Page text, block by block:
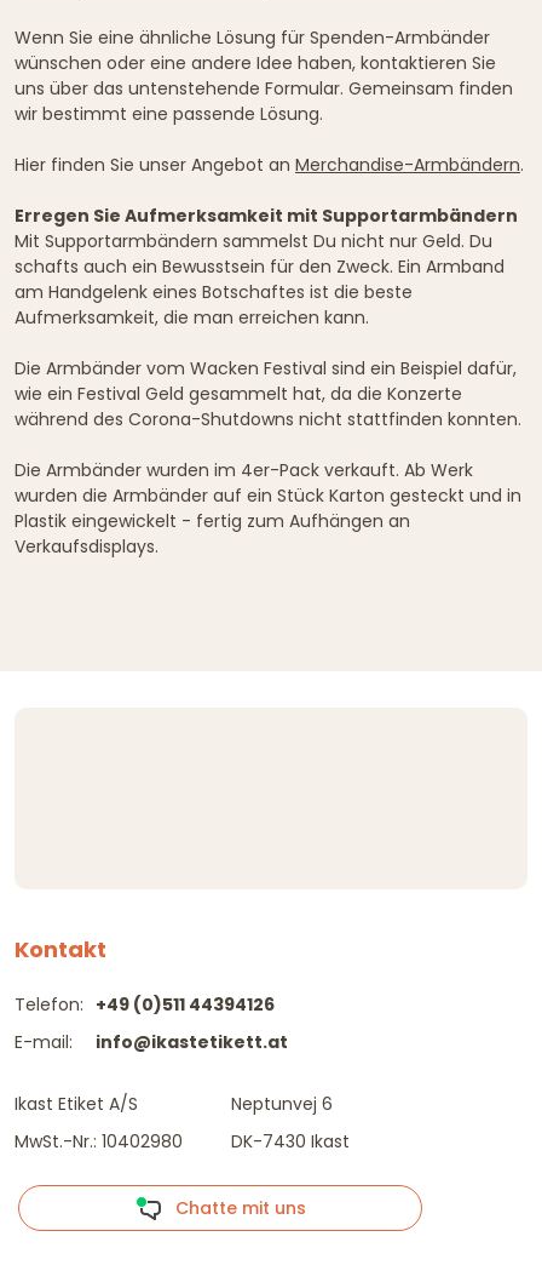
Wenn Sie eine ähnliche Lösung für Spenden-Armbänder
wünschen oder eine andere Idee haben, kontaktieren Sie
uns über das untenstehende Formular. Gemeinsam finden
wir bestimmt eine passende Lösung.
Hier finden Sie unser Angebot an Merchandise-Armbändern.
Erregen Sie Aufmerksamkeit mit Supportarmbändern
Mit Supportarmbändern sammelst Du nicht nur Geld. Du
schafts auch ein Bewusstsein für den Zweck. Ein Armband
am Handgelenk eines Botschaftes ist die beste
Aufmerksamkeit, die man erreichen kann.
Die Armbänder vom Wacken Festival sind ein Beispiel dafür,
wie ein Festival Geld gesammelt hat, da die Konzerte
während des Corona-Shutdowns nicht stattfinden konnten.
Die Armbänder wurden im 4er-Pack verkauft. Ab Werk
wurden die Armbänder auf ein Stück Karton gesteckt und in
Plastik eingewickelt - fertig zum Aufhängen an
Verkaufsdisplays.
Kontakt
Telefon:
E-mail:
+49 (0)511 44394126
info@ikastetikett.at
Ikast Etiket A/S
MwSt.-Nr.: 10402980
Neptunvej 6
DK-7430 Ikast
Chatte mit uns